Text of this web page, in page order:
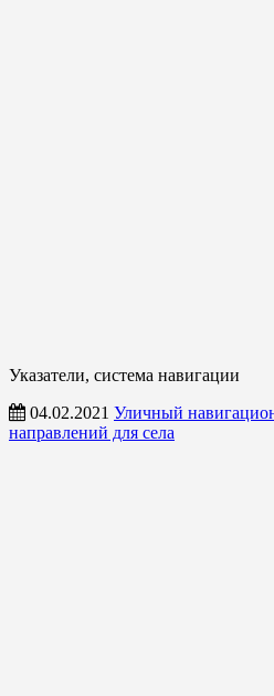
Указатели, система навигации
04.02.2021 Уличный
направлений для села